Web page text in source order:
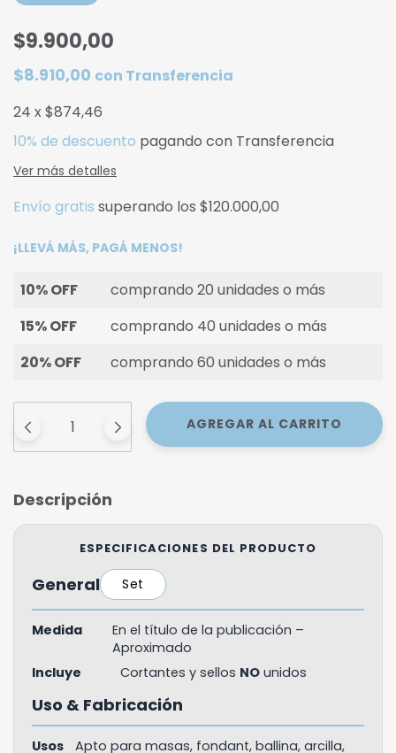
$9.900,00
$8.910,00 con Transferencia
24 x$874,46
10% de descuento pagando con Transferencia
Ver más detalles
Envío gratis superando los $120.000,00
¡LLEVÁ MÁS, PAGÁ MENOS!
10% OFF
comprando 20 unidades o más
15% OFF
comprando 40 unidades o más
20% OFF
comprando 60 unidades o más
Descripción
ESPECIFICACIONES DEL PRODUCTO
General Set
Medida
En el título de la publicación –
Aproximado
Incluye
Cortantes y sellos NO unidos
Uso & Fabricación
Usos
Apto para masas, fondant, ballina, arcilla,